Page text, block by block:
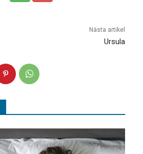
Nästa artikel
Ursula